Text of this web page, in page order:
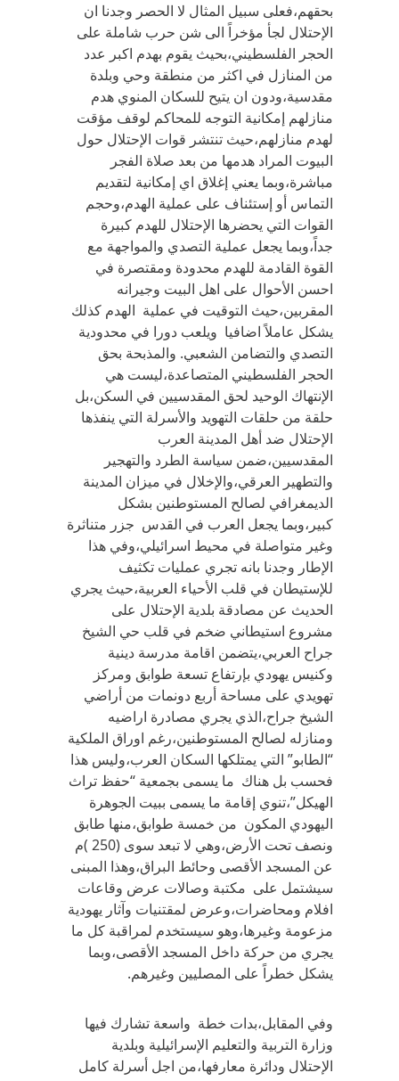
بحقهم،فعلى سبيل المثال لا الحصر وجدنا ان
الإحتلال لجأ مؤخراً الى شن حرب شاملة على
الحجر الفلسطيني،بحيث يقوم بهدم اكبر عدد
من المنازل في اكثر من منطقة وحي وبلدة
مقدسية،ودون ان يتيح للسكان المنوي هدم
منازلهم إمكانية التوجه للمحاكم لوقف مؤقت
لهدم منازلهم،حيث تنتشر قوات الإحتلال حول
البيوت المراد هدمها من بعد صلاة الفجر
مباشرة،وبما يعني إغلاق اي إمكانية لتقديم
التماس أو إستئناف على عملية الهدم،وحجم
القوات التي يحضرها الإحتلال للهدم كبيرة
جداً،وبما يجعل عملية التصدي والمواجهة مع
القوة القادمة للهدم محدودة ومقتصرة في
احسن الأحوال على اهل البيت وجيرانه
المقربين،حيث التوقيت في عملية الهدم كذلك
يشكل عاملاً اضافيا ويلعب دورا في محدودية
التصدي والتضامن الشعبي. والمذبحة بحق
الحجر الفلسطيني المتصاعدة،ليست هي
الإنتهاك الوحيد لحق المقدسيين في السكن،بل
حلقة من حلقات التهويد والأسرلة التي ينفذها
الإحتلال ضد أهل المدينة العرب
المقدسيين،ضمن سياسة الطرد والتهجير
والتطهير العرقي،والإخلال في ميزان المدينة
الديمغرافي لصالح المستوطنين بشكل
كبير،وبما يجعل العرب في القدس جزر متناثرة
وغير متواصلة في محيط اسرائيلي،وفي هذا
الإطار وجدنا بانه تجري عمليات تكثيف
للإستيطان في قلب الأحياء العربية،حيث يجري
الحديث عن مصادقة بلدية الإحتلال على
مشروع استيطاني ضخم في قلب حي الشيخ
جراح العربي،يتضمن اقامة مدرسة دينية
وكنيس يهودي بإرتفاع تسعة طوابق ومركز
تهويدي على مساحة أربع دونمات من أراضي
الشيخ جراح،الذي يجري مصادرة اراضيه
ومنازله لصالح المستوطنين،رغم اوراق الملكية
“الطابو” التي يمتلكها السكان العرب،وليس هذا
فحسب بل هناك ما يسمى بجمعية “حفظ تراث
الهيكل”،تنوي إقامة ما يسمى ببيت الجوهرة
اليهودي المكون من خمسة طوابق،منها طابق
ونصف تحت الأرض،وهي لا تبعد سوى (250 )م
عن المسجد الأقصى وحائط البراق،وهذا المبنى
سيشتمل على مكتبة وصالات عرض وقاعات
افلام ومحاضرات،وعرض لمقتنيات وآثار يهودية
مزعومة وغيرها،وهو سيستخدم لمراقبة كل ما
يجري من حركة داخل المسجد الأقصى،وبما
يشكل خطراً على المصليين وغيرهم.
وفي المقابل،بدات خطة واسعة تشارك فيها
وزارة التربية والتعليم الإسرائيلية وبلدية
الإحتلال ودائرة معارفها،من اجل أسرلة كامل